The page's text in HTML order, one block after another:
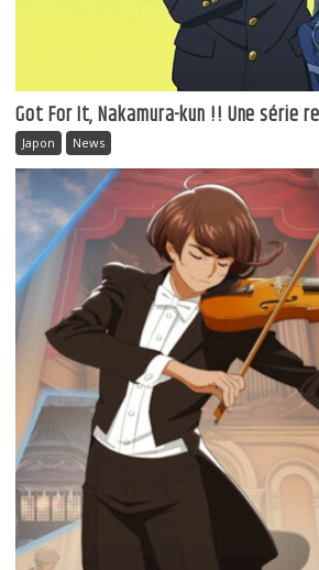
Got For It, Nakamura-kun !! Une série
Japon News